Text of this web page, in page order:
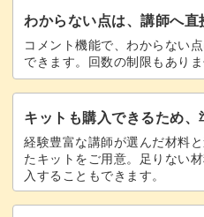
わからない点は、講師へ直
コメント機能で、わからない
できます。回数の制限もありま
キットも購入できるため、
経験豊富な講師が選んだ材料
たキットをご用意。足りない
入することもできます。